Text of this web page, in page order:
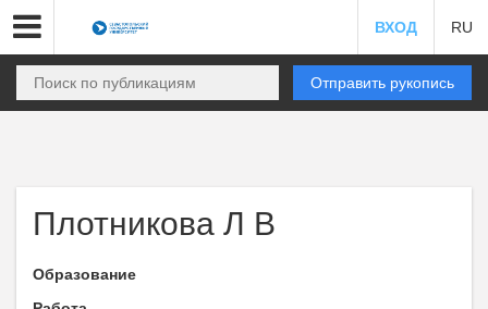
ВХОД RU
Отправить рукопись
Плотникова Л В
Образование